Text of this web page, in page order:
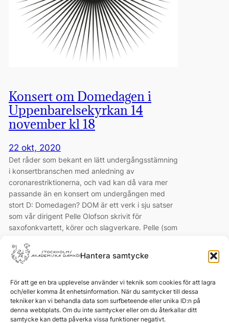
Hantera samtycke
För att ge en bra upplevelse använder vi teknik som cookies för att lagra
och/eller komma åt enhetsinformation. När du samtycker till dessa
tekniker kan vi behandla data som surfbeteende eller unika ID:n på
denna webbplats. Om du inte samtycker eller om du återkallar ditt
samtycke kan detta påverka vissa funktioner negativt.
Konsert om Domedagen i
Uppenbarelsekyrkan 14
november kl 18
22 okt, 2020
Det råder som bekant en lätt undergångsstämning
i konsertbranschen med anledning av
coronarestriktionerna, och vad kan då vara mer
passande än en konsert om undergången med
stort D: Domedagen? DOM är ett verk i sju satser
som vår dirigent Pelle Olofson skrivit för
saxofonkvartett, körer och slagverkare. Pelle (som